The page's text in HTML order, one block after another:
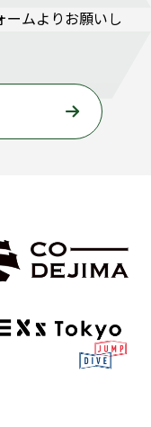
ームよりお願いし